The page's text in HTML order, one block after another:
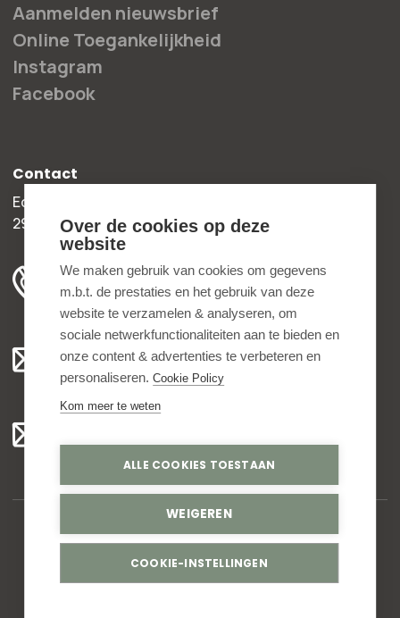
Aanmelden nieuwsbrief
Online Toegankelijkheid
Instagram
Facebook
Contact
Edisonweg 30b
2952 AD Alblasserdam
+31 78 204 90 50
ma t/m vr 8.00 - 16.30 uur
Algemeen:
info@bedankjes.nl
klantenservice@bedankjes.nl
© Copyright 2026,Bedankjes.nl. All rights reserved
Over de cookies op deze
website
We maken gebruik van cookies om gegevens
m.b.t. de prestaties en het gebruik van deze
website te verzamelen & analyseren, om
sociale netwerkfunctionaliteiten aan te bieden en
onze content & advertenties te verbeteren en
personaliseren.Cookie Policy
Kom meer te weten
ALLE COOKIES TOESTAAN
WEIGEREN
COOKIE-INSTELLINGEN